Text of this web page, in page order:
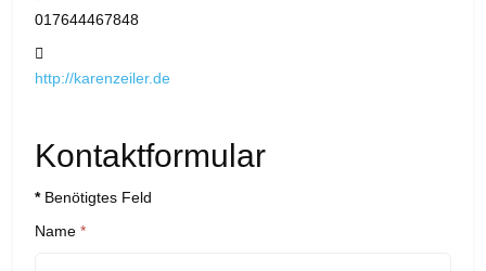
017644467848
http://karenzeiler.de
Kontaktformular
*Benötigtes Feld
Name *